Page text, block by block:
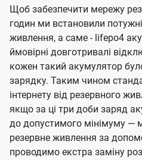
Щоб забезпечити мережу
годин ми встановили
живлення, а саме - lifepo4
ймовірні довготривалі
кожен такий акумулятор
зарядку. Таким чином
інтернету від резервного
якщо за ці три доби заряд
до допустимого мінімуму —
резервне живлення за
проводимо екстра заміну